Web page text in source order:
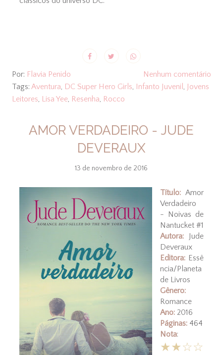
Por: Flavia Penido
Nenhum comentário
Tags: Aventura, DC Super Hero Girls, Infanto Juvenil , Jovens
Leitores, Lisa Yee, Resenha, Rocco
AMOR VERDADEIRO - JUDE
DEVERAUX
13 de novembro de 2016
Título:Amor
Verdadeiro
- Noivas de
Nantucket #1
Autora:Jude
Deveraux
Editora:Essê
ncia/Planeta
de Livros
Gênero:
Romance
Ano:2016
Páginas:464
Nota:
★★☆☆